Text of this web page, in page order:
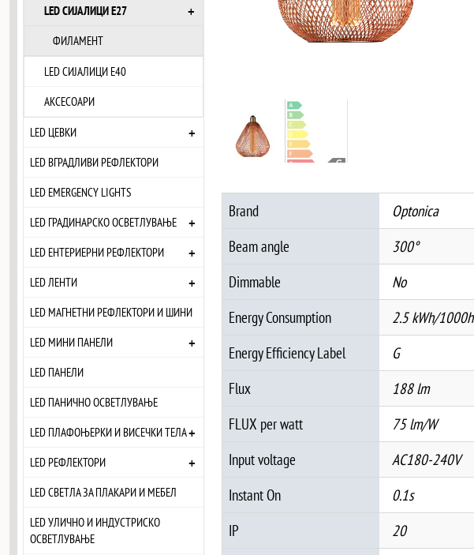
LED СИЈАЛИЦИ Е27
ФИЛАМЕНТ
+
LED СИЈАЛИЦИ Е40
АКСЕСОАРИ
LED ЦЕВКИ +
LED ВГРАДЛИВИ РЕФЛЕКТОРИ
LED EMERGENCY LIGHTS
LED ГРАДИНАРСКО ОСВЕТЛУВАЊЕ
+
LED ЕНТЕРИЕРНИ РЕФЛЕКТОРИ +
LED ЛЕНТИ +
LED МАГНЕТНИ РЕФЛЕКТОРИ И ШИНИ
LED МИНИ ПАНЕЛИ
+
LED ПАНЕЛИ
LED ПАНИЧНО ОСВЕТЛУВАЊЕ
LED ПЛАФОЊЕРКИ И ВИСЕЧКИ ТЕЛА+
LED РЕФЛЕКТОРИ +
LED СВЕТЛА ЗА ПЛАКАРИ И МЕБЕЛ
LED УЛИЧНО И ИНДУСТРИСКО
ОСВЕТЛУВАЊЕ
Brand
Optonica
Beam angle
300°
Dimmable
No
Energy Consumption
2.5 kWh/1000h
Energy Efficiency Label
G
Flux
188 lm
FLUX per watt
75 lm/W
Input voltage
AC180-240V
Instant On
0.1s
IP
20